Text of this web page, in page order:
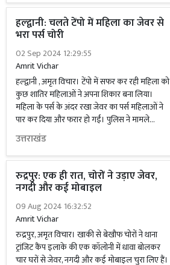
हल्द्वानी: चलते टेंपो में महिला का जेवर से
भरा पर्स चोरी
02 Sep 2024 12:29:55
Amrit Vichar
हल्द्वानी , अमृत विचार। टेंपो में सफर कर रही महिला को
कुछ शातिर महिलाओं ने अपना शिकार बना लिया।
महिला के पर्स के अंदर रखा जेवर का पर्स महिलाओं ने
पार कर दिया और फरार हो गईं। पुलिस ने मामले...
उत्तराखंड
रुद्रपुर: एक ही रात, चोरों ने उड़ाए जेवर,
नगदी और कई मोबाइल
09 Aug 2024 16:32:52
Amrit Vichar
रुद्रपुर, अमृत विचार। खाकी से बेखौफ चोरों ने थाना
ट्रांजिट कैंप इलाके की एक कॉलोनी में धावा बोलकर
चार घरों से जेवर, नगदी और कई मोबाइल चुरा लिए हैं।